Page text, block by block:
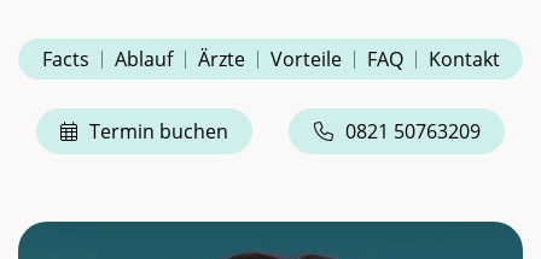
Facts Ablauf Ärzte Vorteile FAQ Kontakt
Termin buchen 0821 50763209